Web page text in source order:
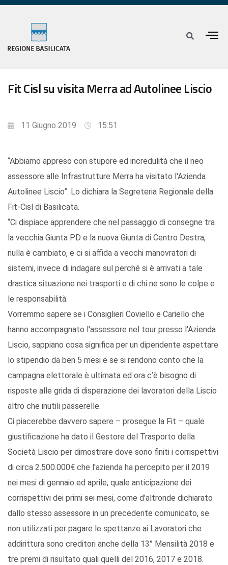
Fit Cisl su visita Merra ad Autolinee Liscio
11 Giugno 2019 15:51
“Abbiamo appreso con stupore ed incredulità che il neo
assessore alle Infrastrutture Merra ha visitato l'Azienda
Autolinee Liscio”. Lo dichiara la Segreteria Regionale della
Fit-Cisl di Basilicata.
“Ci dispiace apprendere che nel passaggio di consegne tra
la vecchia Giunta PD e la nuova Giunta di Centro Destra,
nulla è cambiato, e ci si affida a vecchi manovratori di
sistemi, invece di indagare sul perché si è arrivati a tale
drastica situazione nei trasporti e di chi ne sono le colpe e
le responsabilità.
Vorremmo sapere se i Consiglieri Coviello e Cariello che
hanno accompagnato l'assessore nel tour presso l'Azienda
Liscio, sappiano cosa significa per un dipendente aspettare
lo stipendio da ben 5 mesi e se si rendono conto che la
campagna elettorale è ultimata ed ora c’è bisogno di
risposte alle grida di disperazione dei lavoratori della Liscio
altro che inutili passerelle.
Ci piacerebbe davvero sapere – prosegue la Fit – quale
giustificazione ha dato il Gestore del Trasporto della
Società Liscio per dimostrare dove sono finiti i corrispettivi
di circa 2.500.000€ che l'azienda ha percepito per il 2019
nei mesi di gennaio ed aprile, quale anticipazione dei
corrispettivi dei primi sei mesi, come d'altronde dichiarato
dallo stesso assessore in un precedente comunicato, se
non utilizzati per pagare le spettanze ai Lavoratori che
addirittura sono creditori anche della 13° Mensilità 2018 e
tre premi di risultato quali quelli del 2016, 2017 e 2018.